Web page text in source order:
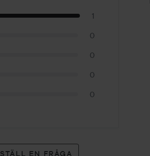
1
0
0
0
0
STÄLL EN FRÅGA